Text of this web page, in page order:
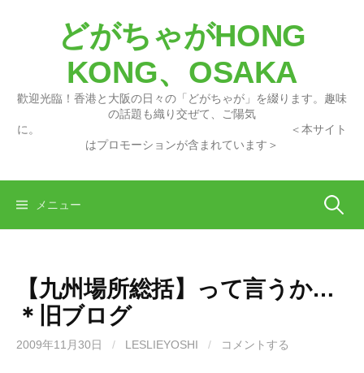
どがちゃがHONG
KONG、OSAKA
歡迎光臨！香港と大阪の日々の「どがちゃが」を綴ります。趣味
の話題も織り交ぜて、ご陽気
に。 ＜本サイト
はプロモーションが含まれています＞
メニュー 検
【九州場所総括】って言うか…
＊旧ブログ
2009年11月30日 / LESLIEYOSHI / コメントする